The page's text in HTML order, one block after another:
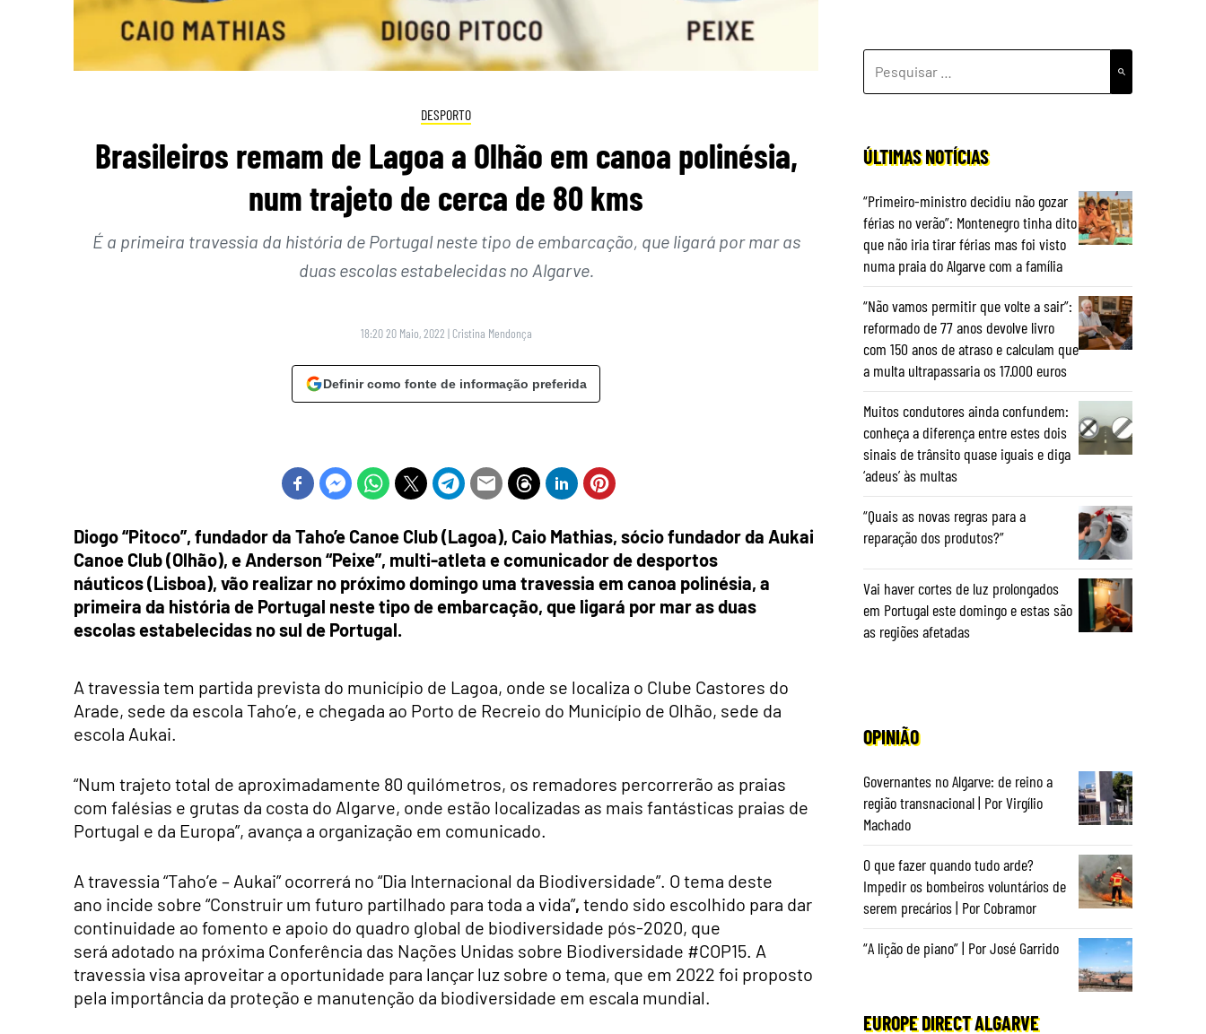
DESPORTO
Brasileiros remam de Lagoa a Olhão em canoa polinésia,
num trajeto de cerca de 80 kms
É a primeira travessia da história de Portugal neste tipo de embarcação, que ligará por mar as
duas escolas estabelecidas no Algarve.
18:20 20 Maio, 2022 | Cristina Mendonça
Definir como fonte de informação preferida
Diogo “Pitoco”, fundador da Taho’e Canoe Club (Lagoa), Caio Mathias, sócio fundador da Aukai
Canoe Club (Olhão), e Anderson “Peixe”, multi-atleta e comunicador de desportos
náuticos (Lisboa), vão realizar no próximo domingo uma travessia em canoa polinésia, a
primeira da história de Portugal neste tipo de embarcação, que ligará por mar as duas
escolas estabelecidas no sul de Portugal.
A travessia tem partida prevista do município de Lagoa, onde se localiza o Clube Castores do
Arade, sede da escola Taho’e, e chegada ao Porto de Recreio do Município de Olhão, sede da
escola Aukai.
“Num trajeto total de aproximadamente 80 quilómetros, os remadores percorrerão as praias
com falésias e grutas da costa do Algarve, onde estão localizadas as mais fantásticas praias de
Portugal e da Europa”, avança a organização em comunicado.
A travessia “Taho’e – Aukai” ocorrerá no “Dia Internacional da Biodiversidade”. O tema deste
ano incide sobre “Construir um futuro partilhado para toda a vida”, tendo sido escolhido para dar
continuidade ao fomento e apoio do quadro global de biodiversidade pós-2020, que
será adotado na próxima Conferência das Nações Unidas sobre Biodiversidade #COP15. A
travessia visa aproveitar a oportunidade para lançar luz sobre o tema, que em 2022 foi proposto
pela importância da proteção e manutenção da biodiversidade em escala mundial.
POR:
ÚLTIMAS NOTÍCIAS
“Primeiro-ministro decidiu não gozar
férias no verão”: Montenegro tinha dito
que não iria tirar férias mas foi visto
numa praia do Algarve com a família
“Não vamos permitir que volte a sair”:
reformado de 77 anos devolve livro
com 150 anos de atraso e calculam que
a multa ultrapassaria os 17.000 euros
Muitos condutores ainda confundem:
conheça a diferença entre estes dois
sinais de trânsito quase iguais e diga
‘adeus’ às multas
“Quais as novas regras para a
reparação dos produtos?”
Vai haver cortes de luz prolongados
em Portugal este domingo e estas são
as regiões afetadas
OPINIÃO
Governantes no Algarve: de reino a
região transnacional | Por Virgílio
Machado
O que fazer quando tudo arde?
Impedir os bombeiros voluntários de
serem precários | Por Cobramor
“A lição de piano” | Por José Garrido
EUROPE DIRECT ALGARVE